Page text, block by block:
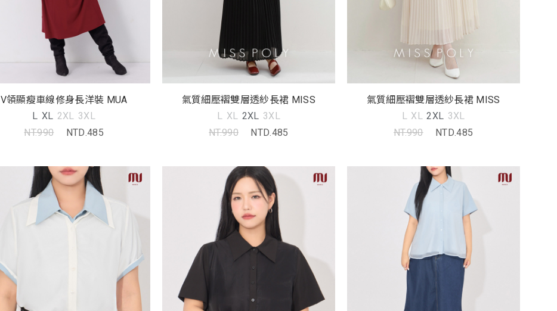
V領顯瘦車線修身長洋裝 MUA
L XL 2XL 3XL
NT.990
NTD.485
氣質細壓褶雙層透紗長裙 MISS
L XL 2XL 3XL
NT.990
NTD.485
氣質細壓褶雙層透紗長裙 MISS
L XL 2XL 3XL
NT.990
NTD.485